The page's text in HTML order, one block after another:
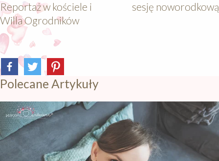
Reportaż w kościele i
Willa Ogrodników
sesję noworodkową
Polecane Artykuły